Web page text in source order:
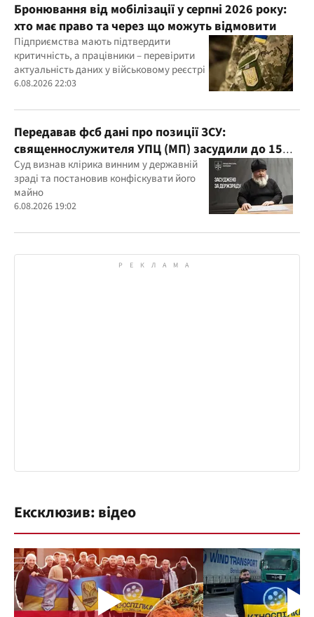
Бронювання від мобілізації у серпні 2026 року:
хто має право та через що можуть відмовити
Підприємства мають підтвердити
критичність, а працівники – перевірити
актуальність даних у військовому реєстрі
6.08.2026 22:03
Передавав фсб дані про позиції ЗСУ:
священнослужителя УПЦ (МП) засудили до 15
років
Суд визнав клірика винним у державній
зраді та постановив конфіскувати його
майно
6.08.2026 19:02
Ексклюзив: відео